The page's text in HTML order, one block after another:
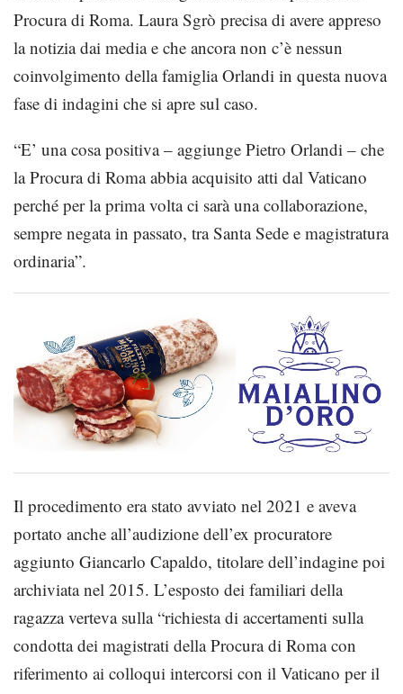
Procura di Roma. Laura Sgrò precisa di avere appreso
la notizia dai media e che ancora non c’è nessun
coinvolgimento della famiglia Orlandi in questa nuova
fase di indagini che si apre sul caso.
“E’ una cosa positiva – aggiunge Pietro Orlandi – che
la Procura di Roma abbia acquisito atti dal Vaticano
perché per la prima volta ci sarà una collaborazione,
sempre negata in passato, tra Santa Sede e magistratura
ordinaria”.
Il procedimento era stato avviato nel 2021 e aveva
portato anche all’audizione dell’ex procuratore
aggiunto Giancarlo Capaldo, titolare dell’indagine poi
archiviata nel 2015. L’esposto dei familiari della
ragazza verteva sulla “richiesta di accertamenti sulla
condotta dei magistrati della Procura di Roma con
riferimento ai colloqui intercorsi con il Vaticano per il